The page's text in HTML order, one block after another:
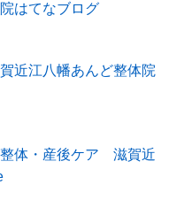
はてなブログ
近江八幡あんど整体院
体・産後ケア 滋賀近